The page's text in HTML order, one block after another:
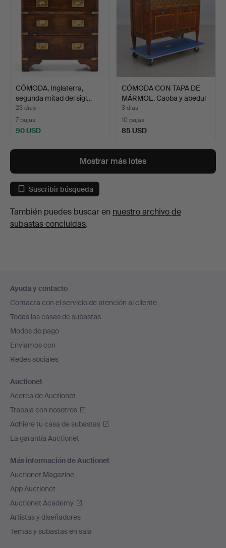
CÓMODA, Inglaterra,
segunda mitad del sigl…
23 días
7 pujas
90 USD
CÓMODA CON TAPA DE
MÁRMOL. Caoba y abedul
…
3 días
10 pujas
85 USD
Mostrar más lotes
Suscribir búsqueda
También puedes buscar en nuestro archivo de
subastas concluidas.
en
el
pie
de
página
Ayuda y contacto
Contacta con el servicio de atención al cliente
Todas las casas de subastas
Modos de pago
Enviamos con
Redes sociales
Auctionet
Acerca de Auctionet
Trabaja con nosotros
Adhiere tu casa de subastas
La garantía Auctionet
Más información de Auctionet
Auctionet Magazine
App Auctionet
Auctionet Academy
Artistas y diseñadores
Temas y subastas en sala